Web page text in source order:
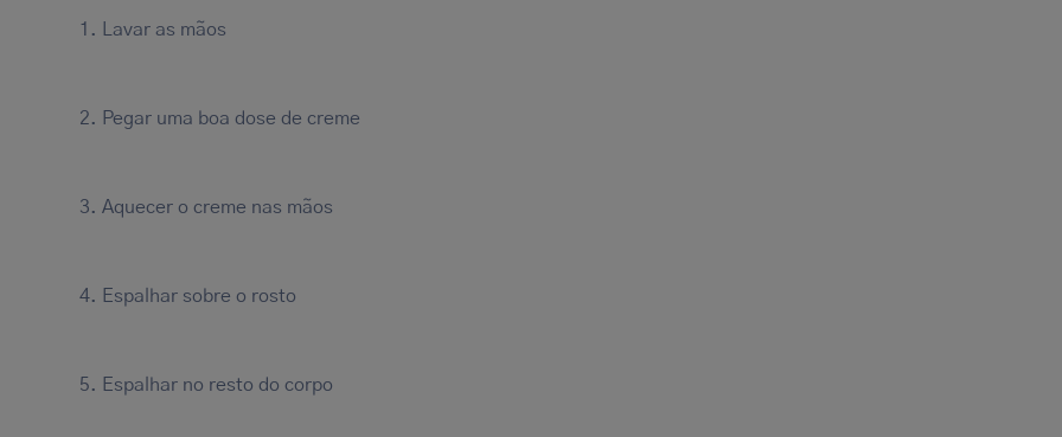
Lavar as mãos
Pegar uma boa dose de creme
Aquecer o creme nas mãos
Espalhar sobre o rosto
Espalhar no resto do corpo